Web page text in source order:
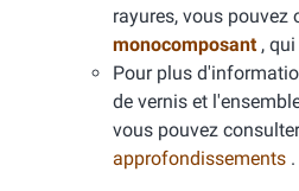
rayures, vous pouvez
monocomposant ,
Pour plus
de vernis et
vous pouvez
approfondissements .